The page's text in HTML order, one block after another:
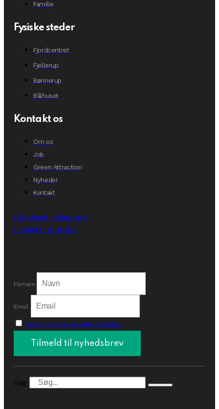
Familie
Fysiske steder
Fjordcentret
Fjellerup
Bønnerup
Bålhuset
Kontakt os
Om os
Job
Green Attraction
Nyheder
Kontakt
Facebook Instagram
Linkedin Youtube
Fornavn
Email
Jeg accepterer privatlivspolitikken.
Søg